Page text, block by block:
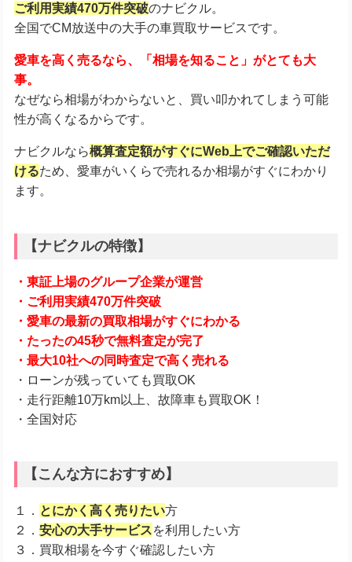
ご利用実績470万件突破のナビクル。
全国でCM放送中の大手の車買取サービスです。
愛車を高く売るなら、「相場を知ること」がとても大
事。
なぜなら相場がわからないと、買い叩かれてしまう可能
性が高くなるからです。
ナビクルなら概算査定額がすぐにWeb上でご確認いただ
けるため、愛車がいくらで売れるか相場がすぐにわかり
ます。
【ナビクルの特徴】
・東証上場のグループ企業が運営
・ご利用実績470万件突破
・愛車の最新の買取相場がすぐにわかる
・たったの45秒で無料査定が完了
・最大10社への同時査定で高く売れる
・ローンが残っていても買取OK
・走行距離10万km以上、故障車も買取OK！
・全国対応
【こんな方におすすめ】
１． とにかく高く売りたい方
２． 安心の大手サービスを利用したい方
３．買取相場を今すぐ確認したい方